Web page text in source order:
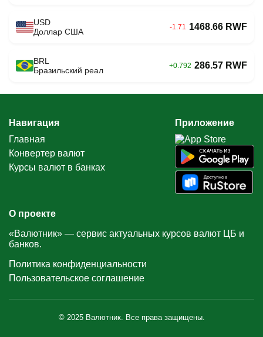
USD
Доллар США
-1.71 1468.66 RWF
BRL
Бразильский реал
+0.792 286.57 RWF
Навигация
Главная
Конвертер валют
Курсы валют в банках
Приложение
О проекте
«Валютник» — сервис актуальных курсов валют ЦБ и
банков.
Политика конфиденциальности
Пользовательское соглашение
© 2025 Валютник. Все права защищены.